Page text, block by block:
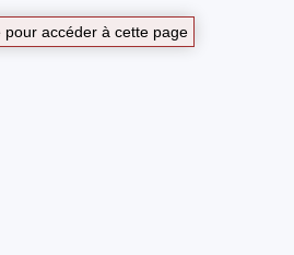
accéder à cette page